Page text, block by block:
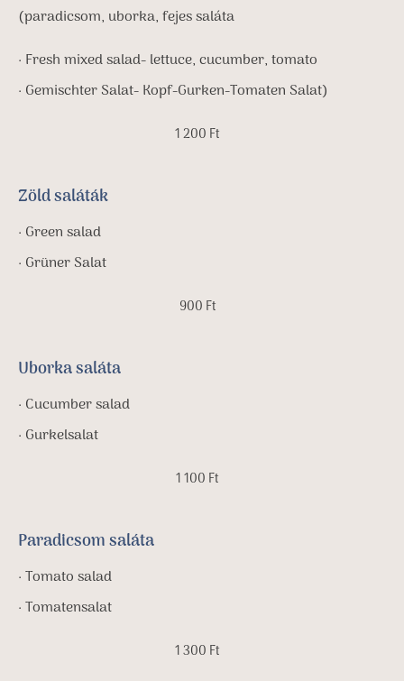
(paradicsom, uborka, fejes saláta
· Fresh mixed salad- lettuce, cucumber, tomato
· Gemischter Salat- Kopf-Gurken-Tomaten Salat)
1 200 Ft
Zöld saláták
· Green salad
· Grüner Salat
900 Ft
Uborka saláta
· Cucumber salad
· Gurkelsalat
1 100 Ft
Paradicsom saláta
· Tomato salad
· Tomatensalat
1 300 Ft